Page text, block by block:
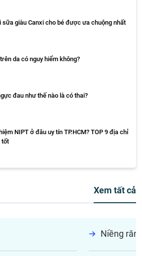
sữa giàu Canxi cho bé được ưa chuộng nhất
da có nguy hiểm không?
đau như thế nào là có thai?
NIPT ở đâu uy tín TP.HCM? TOP 9 địa chỉ
tốt
Xem tất cả
Niềng